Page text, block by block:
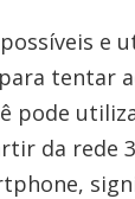
e
tentar
pode
da rede